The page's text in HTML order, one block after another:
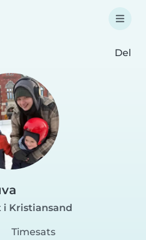
Del
i Kristiansand
Timesats